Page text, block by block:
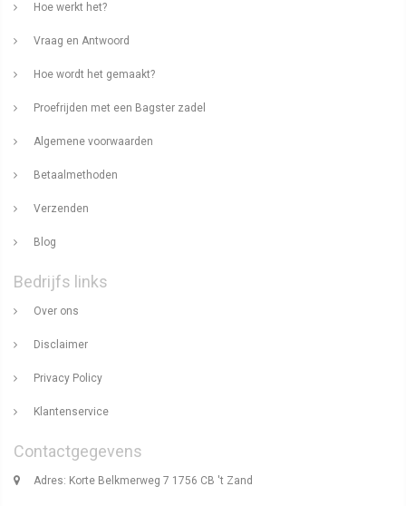
Hoe werkt het?
Vraag en Antwoord
Hoe wordt het gemaakt?
Proefrijden met een Bagster zadel
Algemene voorwaarden
Betaalmethoden
Verzenden
Blog
Bedrijfs links
Over ons
Disclaimer
Privacy Policy
Klantenservice
Contactgegevens
Adres: Korte Belkmerweg 7 1756 CB 't Zand